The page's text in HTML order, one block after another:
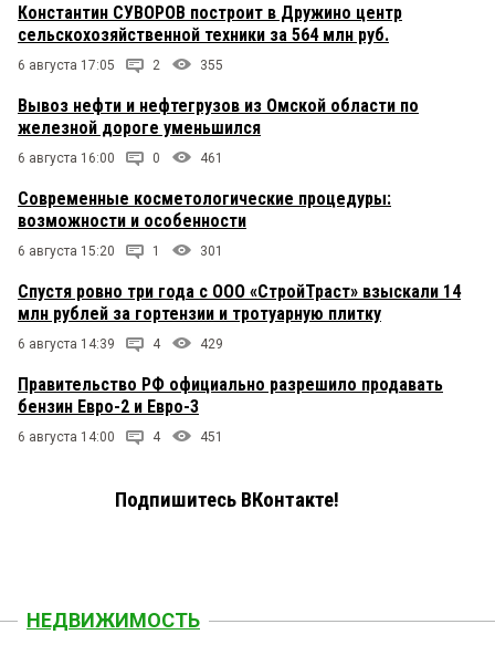
Константин СУВОРОВ построит в Дружино центр
сельскохозяйственной техники за 564 млн руб.
6 августа 17:05 2 355
Вывоз нефти и нефтегрузов из Омской области по
железной дороге уменьшился
6 августа 16:00 0 461
Современные косметологические процедуры:
возможности и особенности
6 августа 15:20 1 301
Спустя ровно три года с ООО «СтройТраст» взыскали 14
млн рублей за гортензии и тротуарную плитку
6 августа 14:39 4 429
Правительство РФ официально разрешило продавать
бензин Евро-2 и Евро-3
6 августа 14:00 4 451
Подпишитесь ВКонтакте!
НЕДВИЖИМОСТЬ